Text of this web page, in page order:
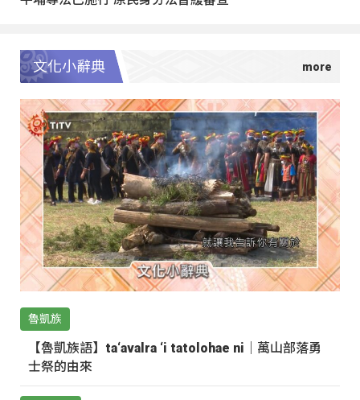
文化小辭典
魯凱族
【魯凱族語】ta‘avalra ‘i tatolohae ni｜萬山部落勇
士祭的由來